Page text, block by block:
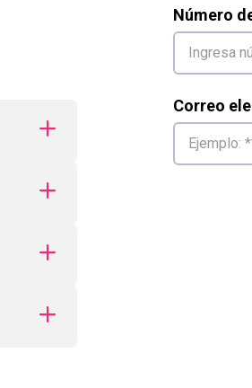
Número
Correo